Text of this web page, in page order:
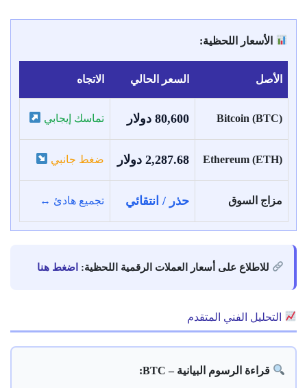
الأسعار اللحظية:
الأصل السعر الحالي الاتجاه
Bitcoin (BTC) 80,600 دولار تماسك إيجابي
Ethereum (ETH) 2,287.68 دولار ضغط جانبي
مزاج السوق حذر / انتقائي تجميع هادئ ↔️
للاطلاع على أسعار العملات الرقمية اللحظية: اضغط هنا
التحليل الفني المتقدم
قراءة الرسوم البيانية – BTC: